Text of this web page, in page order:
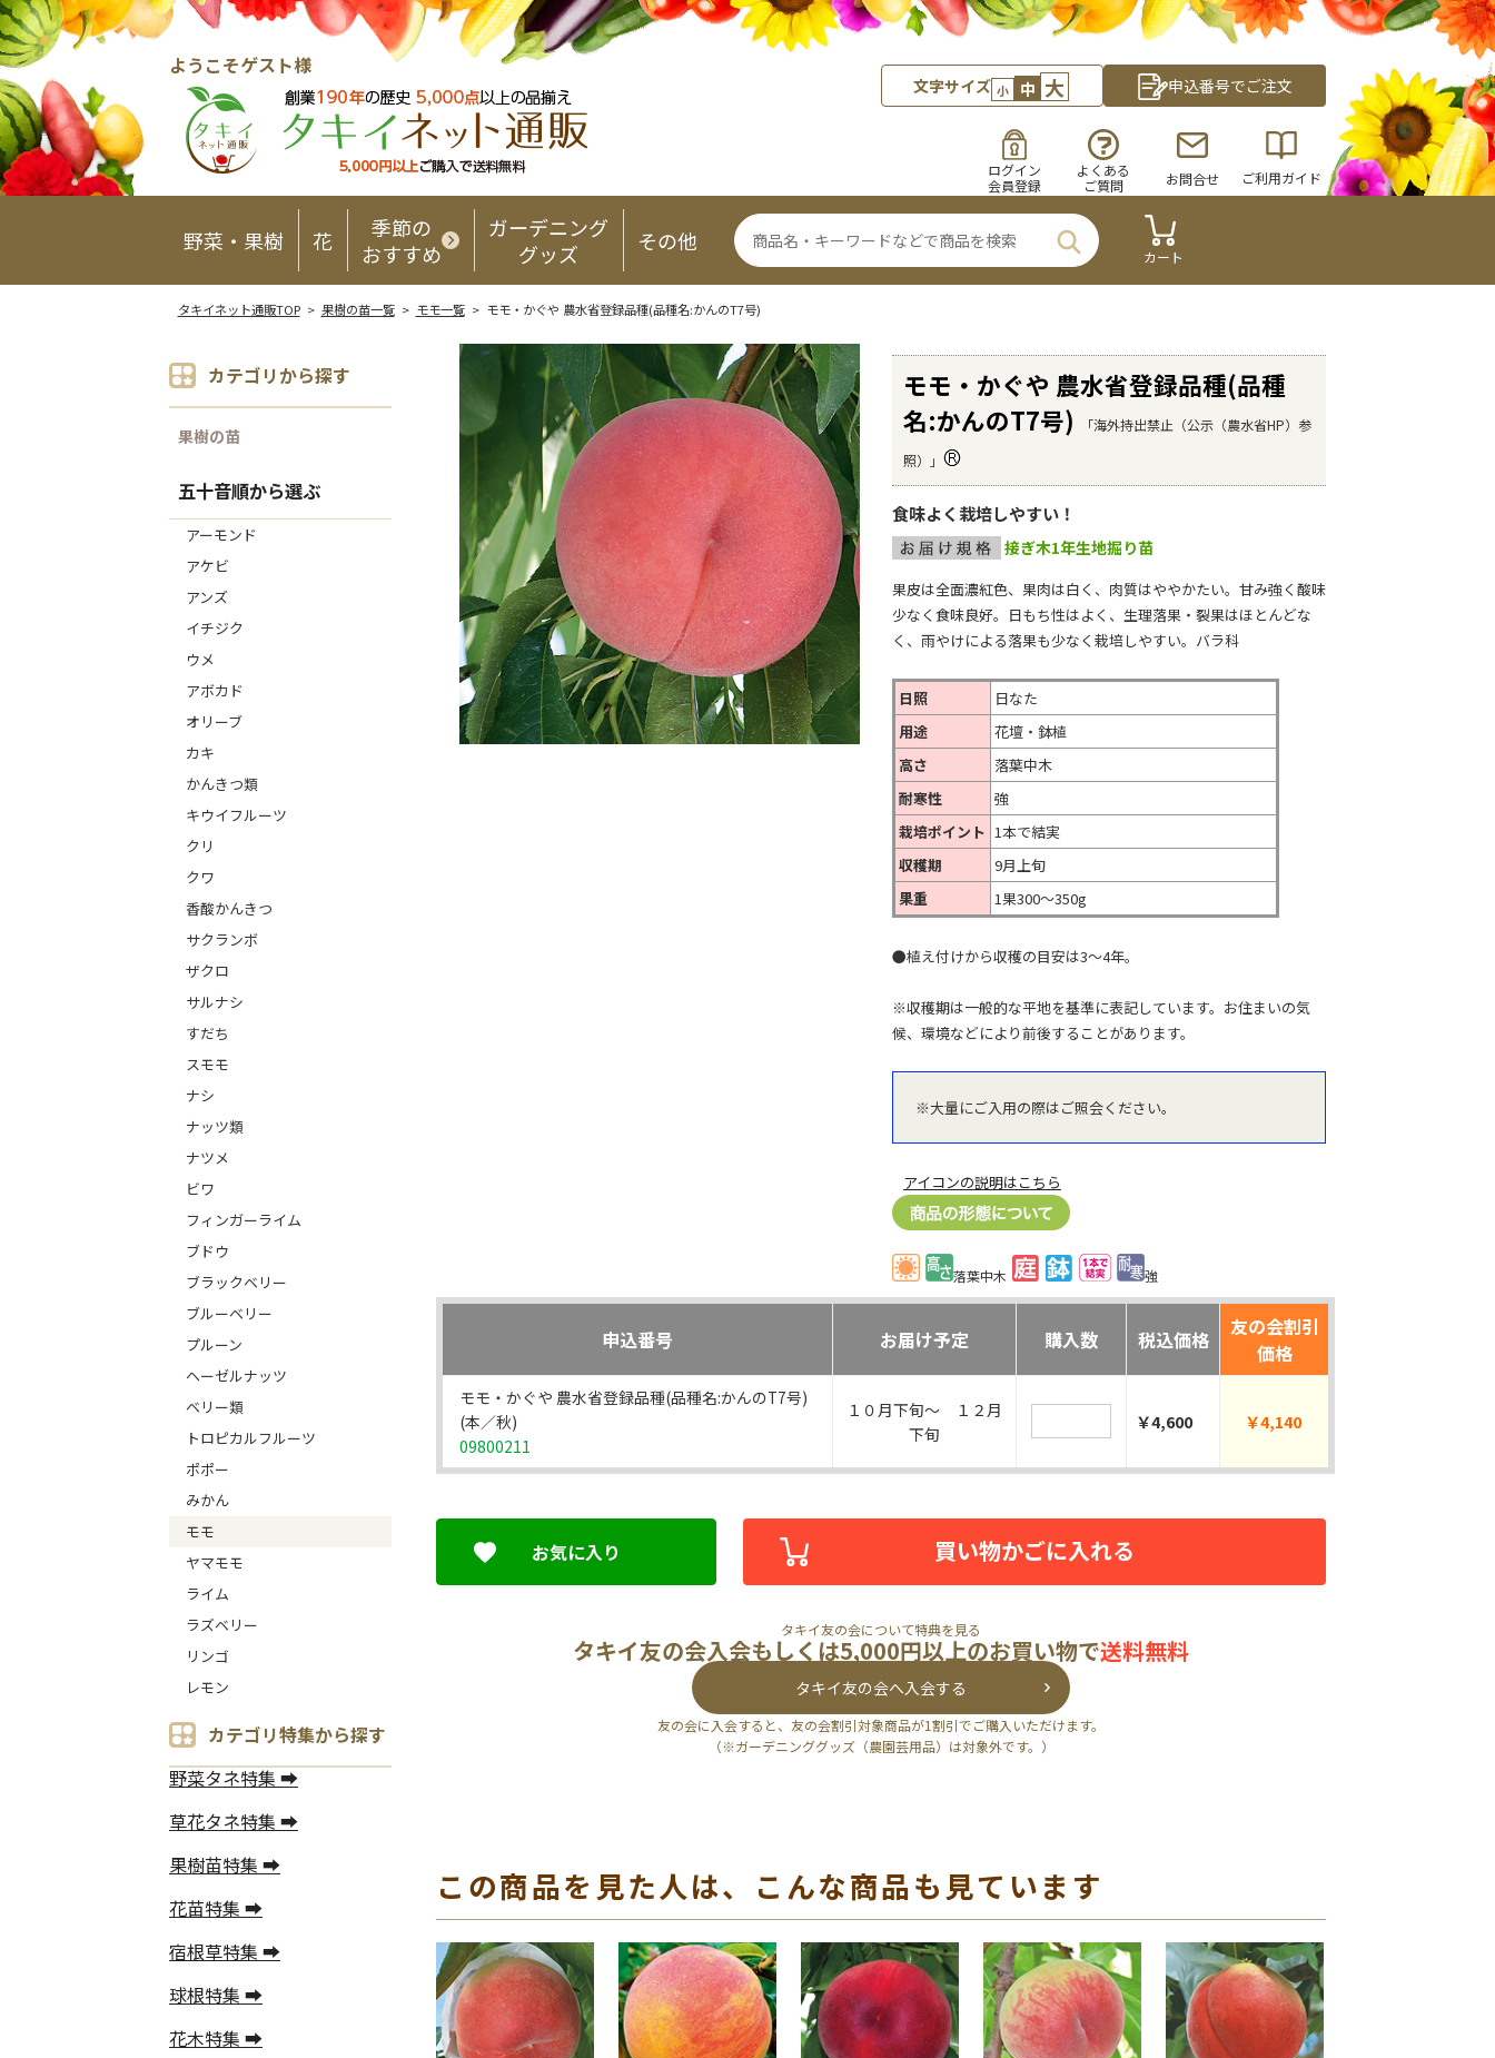
ようこそゲスト様
文字サイズ 小 中 大 申込番号でご注文
ログイン
会員登録
よくある
ご質問
お問合せ ご利用ガイド
野菜・果樹 花
季節の
おすすめ
ガーデニング
グッズ
その他
カート
タキイネット通販TOP> 果樹の苗一覧> モモ一覧> モモ・かぐや 農水省登録品種(品種名:かんのT7号)
カテゴリから探す
果樹の苗
五十音順から選ぶ
アーモンド
アケビ
アンズ
イチジク
ウメ
アボカド
オリーブ
カキ
かんきつ類
キウイフルーツ
クリ
クワ
香酸かんきつ
サクランボ
ザクロ
サルナシ
すだち
スモモ
ナシ
ナッツ類
ナツメ
ビワ
フィンガーライム
ブドウ
ブラックベリー
ブルーベリー
プルーン
ヘーゼルナッツ
ベリー類
トロピカルフルーツ
ポポー
みかん
モモ
ヤマモモ
ライム
ラズベリー
リンゴ
レモン
カテゴリ特集から探す
野菜タネ特集 ➡
草花タネ特集 ➡
果樹苗特集 ➡
花苗特集 ➡
宿根草特集 ➡
球根特集 ➡
花木特集 ➡
モモ・かぐや 農水省登録品種(品種
名:かんのT7号)
「海外持出禁止（公示（農水省HP）参
照）」
食味よく栽培しやすい！
接ぎ木1年生地掘り苗
果皮は全面濃紅色、果肉は白く、肉質はややかたい。甘み強く酸味
少なく食味良好。日もち性はよく、生理落果・裂果はほとんどな
く、雨やけによる落果も少なく栽培しやすい。バラ科
日照
日なた
用途
花壇・鉢植
高さ
落葉中木
耐寒性
強
栽培ポイント 1本で結実
収穫期
9月上旬
果重
1果300～350g
●植え付けから収穫の目安は3～4年。
※収穫期は一般的な平地を基準に表記しています。お住まいの気
候、環境などにより前後することがあります。
※大量にご入用の際はご照会ください。
アイコンの説明はこちら
落葉中木 強
申込番号 お届け予定 購入数 税込価格
友の会割引
価格
モモ・かぐや 農水省登録品種(品種名:かんのT7号)
(本／秋)
09800211
１０月下旬～ １２月
下旬
￥4,600 ￥4,140
お気に入り 買い物かごに入れる
タキイ友の会について特典を見る
タキイ友の会入会もしくは5,000円以上のお買い物で送料無料
タキイ友の会へ入会する
友の会に入会すると、友の会割引対象商品が1割引でご購入いただけます。
（※ガーデニンググッズ（農園芸用品）は対象外です。）
この商品を見た人は、こんな商品も見ています